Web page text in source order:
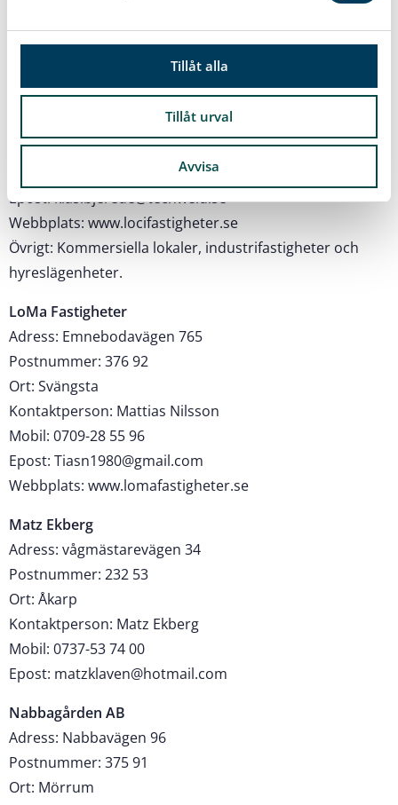
Tillåt alla
Tillåt urval
Avvisa
Loci Fastigheter AB
Postnummer: 374 34
Kontaktperson: Klas Bjerede
Epost: klas.bjerede@techweld.se
Webbplats: www.locifastigheter.se
Övrigt: Kommersiella lokaler, industrifastigheter och
hyreslägenheter.
LoMa Fastigheter
Adress: Emnebodavägen 765
Postnummer: 376 92
Ort: Svängsta
Kontaktperson: Mattias Nilsson
Mobil: 0709-28 55 96
Epost: Tiasn1980@gmail.com
Webbplats: www.lomafastigheter.se
Matz Ekberg
Adress: vågmästarevägen 34
Postnummer: 232 53
Ort: Åkarp
Kontaktperson: Matz Ekberg
Mobil: 0737-53 74 00
Epost: matzklaven@hotmail.com
Nabbagården AB
Adress: Nabbavägen 96
Postnummer: 375 91
Ort: Mörrum